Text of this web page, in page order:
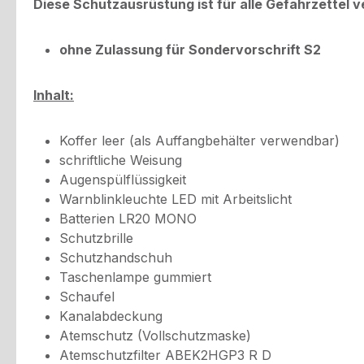
Diese Schutzausrüstung ist für alle Gefahrzettel
ohne Zulassung für Sondervorschrift S2
Inhalt:
Koffer leer (als Auffangbehälter verwendbar)
schriftliche Weisung
Augenspülflüssigkeit
Warnblinkleuchte LED mit Arbeitslicht
Batterien LR20 MONO
Schutzbrille
Schutzhandschuh
Taschenlampe gummiert
Schaufel
Kanalabdeckung
Atemschutz (Vollschutzmaske)
Atemschutzfilter ABEK2HGP3 R D